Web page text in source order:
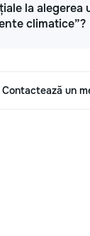
la alegerea
climatice”?
Contactează un